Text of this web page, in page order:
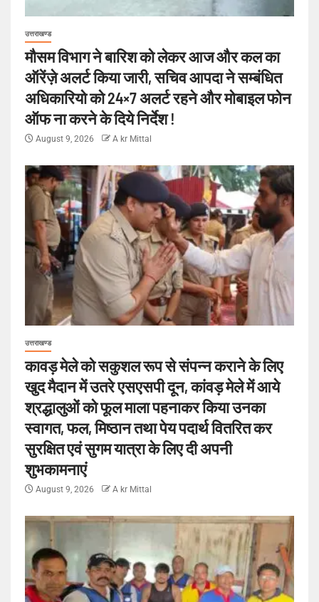
उत्तराखण्ड
मौसम विभाग ने बारिश को लेकर आज और कल का
ऑरेंज़े अलर्ट किया जारी, सचिव आपदा ने सम्बंधित
अधिकारियो को 24×7 अलर्ट रहने और मोबाइल फोन
ऑफ ना करने के दिये निर्देश !
August 9, 2026 A kr Mittal
उत्तराखण्ड
कावड़ मेले को सकुशल रूप से संपन्न कराने के लिए
खुद मैदान में उतरे एसएसपी दून, कांवड़ मेले में आये
श्रद्धालुओं को फूल माला पहनाकर किया उनका
स्वागत, फल, मिष्ठान तथा पेय पदार्थ वितरित कर
सुरक्षित एवं सुगम यात्रा के लिए दी अपनी
शुभकामनाएं
August 9, 2026 A kr Mittal